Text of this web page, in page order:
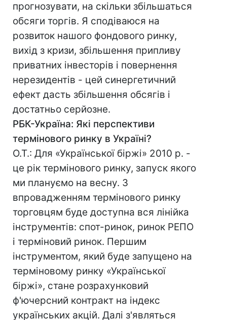
прогнозувати, на скільки збільшаться
обсяги торгів. Я сподіваюся на
розвиток нашого фондового ринку,
вихід з кризи, збільшення припливу
приватних інвесторів і повернення
нерезидентів - цей синергетичний
ефект дасть збільшення обсягів і
достатньо серйозне.
РБК-Україна: Які перспективи
термінового ринку в Україні?
О.Т.: Для «Української біржі» 2010 р. -
це рік термінового ринку, запуск якого
ми плануємо на весну. З
впровадженням термінового ринку
торговцям буде доступна вся лінійка
інструментів: спот-ринок, ринок РЕПО
і терміновий ринок. Першим
інструментом, який буде запущено на
терміновому ринку «Української
біржі», стане розрахунковий
ф'ючерсний контракт на індекс
українських акцій. Далі з'являться